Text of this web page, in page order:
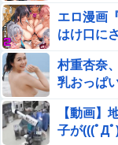
奮！「勘弁してく
反応】
【私はあなた
唐揚げや文庫
【ウマ娘】トレ
ィルトレさんが
するケイちゃん
【速報】共産党「
ドを持たない29万
エロ漫画
はけ口に
村重杏奈
乳おっぱ
【動画】
子が(((ﾟДﾟ